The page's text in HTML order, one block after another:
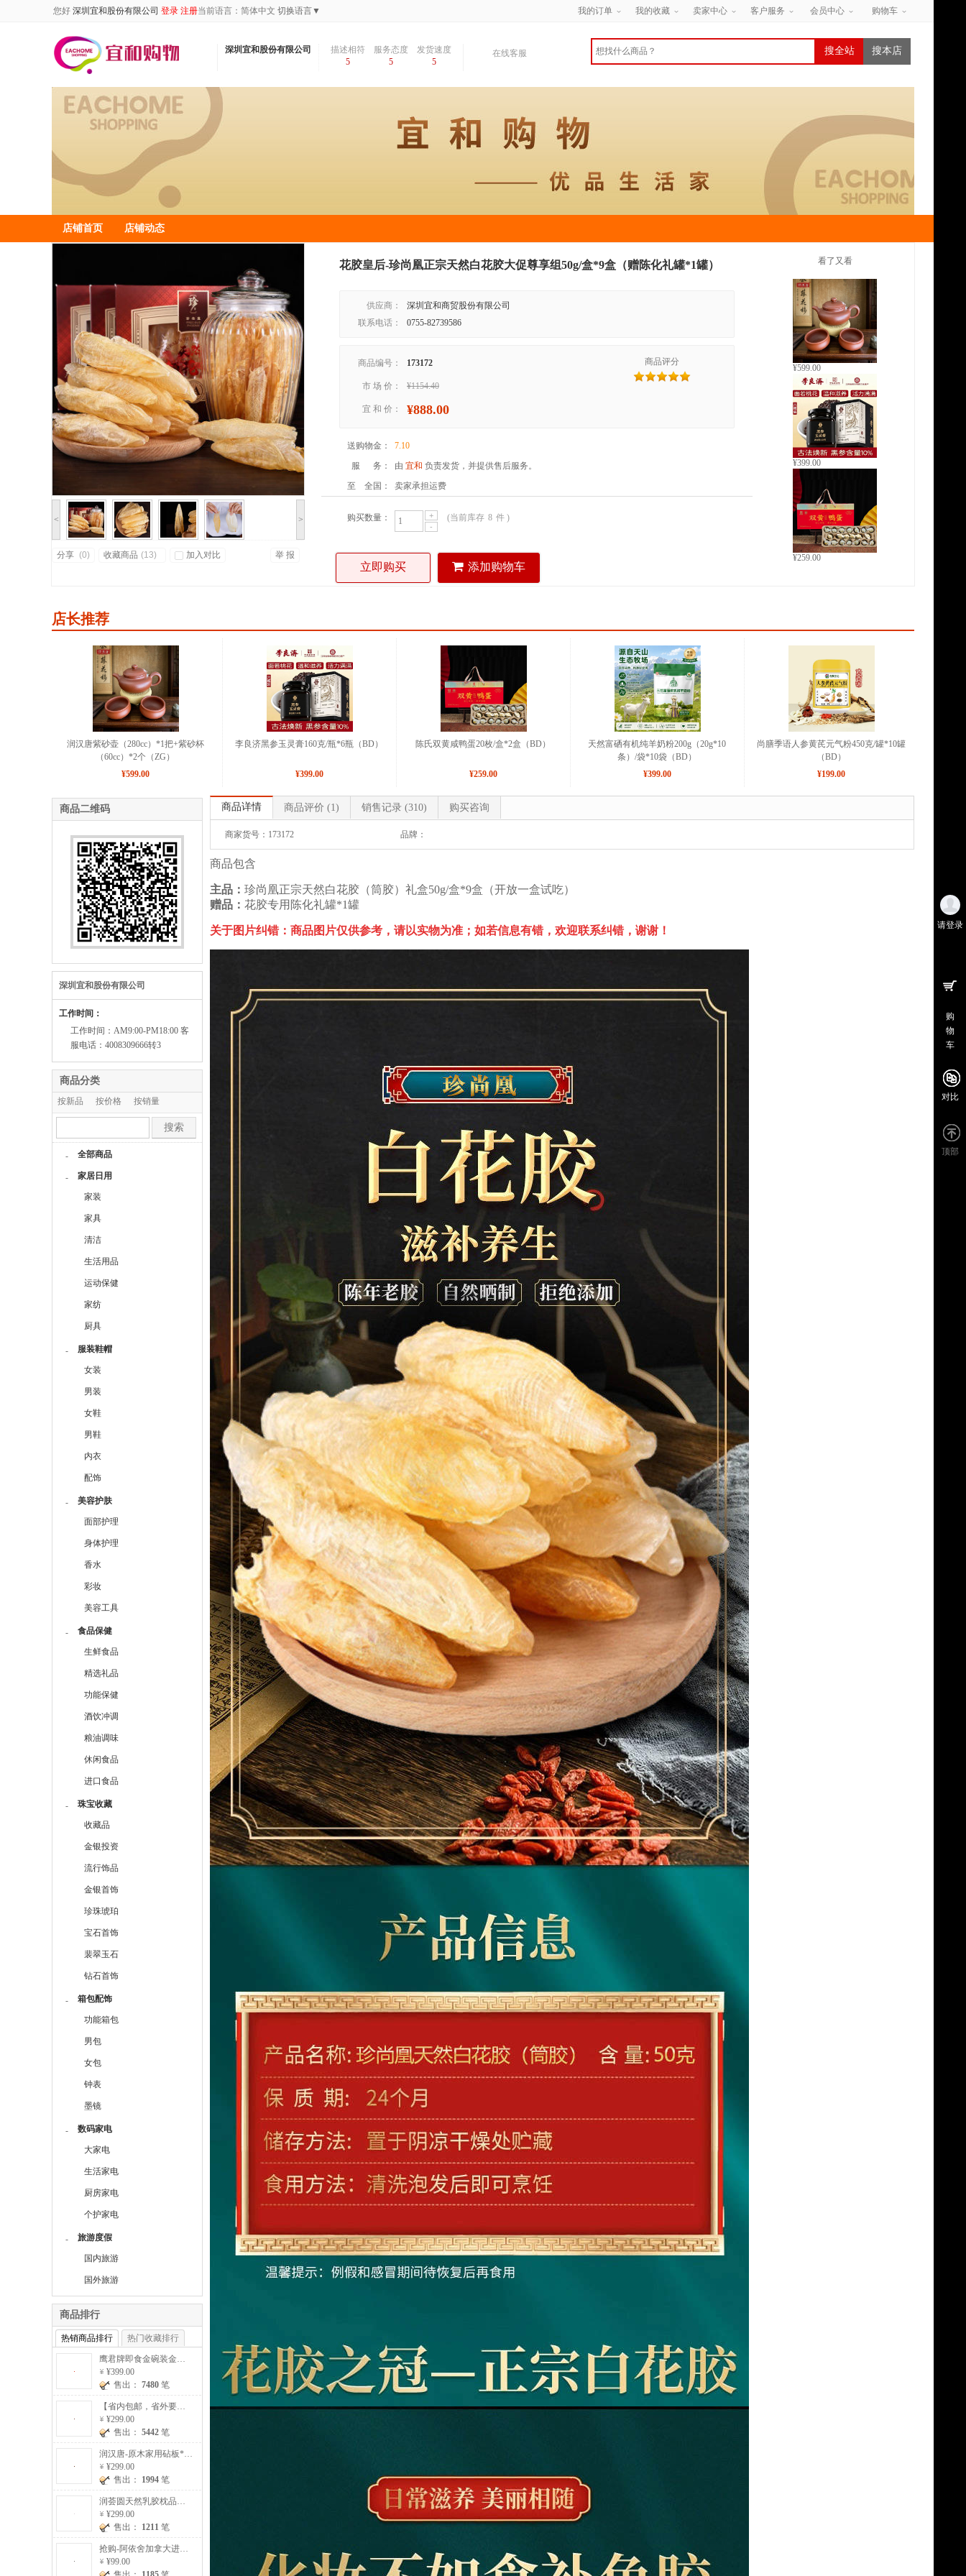
请登录
购
物
车
对比
顶部
您好 深圳宜和股份有限公司 登录 注册当前语言： 简体中文 切换语言▼ 会员中心 购物车
我的订单 我的收藏 卖家中心 客户服务
深圳宜和股份有限公司
描述相符
5
服务态度
5
发货速度
5
在线客服 搜全站 搜本店
店铺首页 店铺动态
< >
分享 (0) 收藏商品 (13) 加入对比 举 报
花胶皇后-珍尚凰正宗天然白花胶大促尊享组50g/盒*9盒（赠陈化礼罐*1罐）
供应商：
深圳宜和商贸股份有限公司
联系电话：
0755-82739586
商品评分
商品编号： 173172
市 场 价： ¥1154.40
宜 和 价： ¥888.00
送购物金：
7.10
服 务：
由 宜和 负责发货，并提供售后服务。
至 全国：
卖家承担运费
购买数量：
+
-
(当前库存 8 件 )
立即购买 添加购物车
看了又看
¥599.00
¥399.00
¥259.00
店长推荐
润汉唐紫砂壶（280cc）*1把+紫砂杯
（60cc）*2个（ZG）
¥599.00
李良济黑参玉灵膏160克/瓶*6瓶（BD）
¥399.00
陈氏双黄咸鸭蛋20枚/盒*2盒（BD）
¥259.00
天然富硒有机纯羊奶粉200g（20g*10
条）/袋*10袋（BD）
¥399.00
尚膳季语人参黄芪元气粉450克/罐*10罐
（BD）
¥199.00
商品详情 商品评价 (1) 销售记录 (310) 购买咨询
商家货号：173172 品牌：
商品包含
主品： 珍尚凰正宗天然白花胶（筒胶）礼盒50g/盒*9盒（开放一盒试吃）
赠品： 花胶专用陈化礼罐*1罐
关于图片纠错： 商品图片仅供参考，请以实物为准；如若信息有错，欢迎联系纠错，谢谢！
商品二维码
深圳宜和股份有限公司
工作时间：
工作时间：AM9:00-PM18:00 客
服电话：4008309666转3
商品分类
按新品 按价格
按销量
搜索
- 全部商品
- 家居日用
家装
家具
清洁
生活用品
运动保健
家纺
厨具
- 服装鞋帽
女装
男装
女鞋
男鞋
内衣
配饰
- 美容护肤
面部护理
身体护理
香水
彩妆
美容工具
- 食品保健
生鲜食品
精选礼品
功能保健
酒饮冲调
粮油调味
休闲食品
进口食品
- 珠宝收藏
收藏品
金银投资
流行饰品
金银首饰
珍珠琥珀
宝石首饰
裴翠玉石
钻石首饰
- 箱包配饰
功能箱包
男包
女包
钟表
墨镜
- 数码家电
大家电
生活家电
厨房家电
个护家电
- 旅游度假
国内旅游
国外旅游
商品排行
热销商品排行 热门收藏排行
鹰君牌即食金碗装金丝巢燕窝5碗/盒*3盒（赠金碗燕窝*3碗）
¥399.00
售出： 7480 笔
【省内包邮，省外要加收20元运费】澳洲进口原切雪花牛排加赠超值组120克/片*10片【提货券】
¥299.00
售出： 5442 笔
润汉唐-原木家用砧板*2块（赠原木筷子*10双）【砧板一大一小】
¥299.00
售出：
1994 笔
润荟圆天然乳胶枕品质组（乳胶枕*2）
¥299.00
售出：
1211 笔
抢购-阿依舍加拿大进口西洋参片20g/罐*5罐
¥99.00